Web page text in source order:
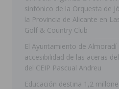
[ 07/08/2026 ]
[ 06/08/2026 ]
Arcángel
[ 06/08/2026 ]
[ 07/08/2026 ]
sinfónico de la Orquesta de
la Provincia de Alicante en
Golf & Country Club
El Ayuntamiento de
accesibilidad de las aceras
del CEIP Pascual Andreu
Educación destina 1,2